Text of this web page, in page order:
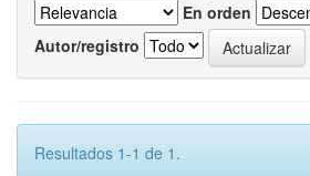
En orden
Autor/registro
Resultados 1-1 de 1.